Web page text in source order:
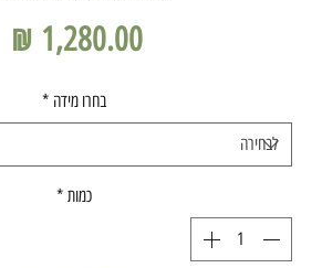
בחרו מידה *
כמות *